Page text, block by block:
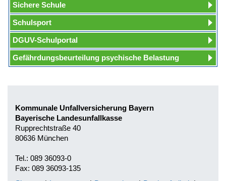
Sichere Schule
Schulsport
DGUV-Schulportal
Gefährdungsbeurteilung psychische Belastung
Kommunale Unfallversicherung Bayern
Bayerische Landesunfallkasse
Rupprechtstraße 40
80636 München
Tel.: 089 36093-0
Fax: 089 36093-135